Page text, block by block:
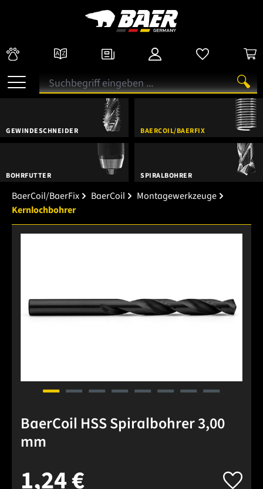
GEWINDESCHNEIDER BAERCOIL/BAERFIX
BOHRFUTTER SPIRALBOHRER
BaerCoil/BaerFix BaerCoil
Montagewerkzeuge
Kernlochbohrer
BaerCoil HSS Spiralbohrer 3,00
mm
1,24 €